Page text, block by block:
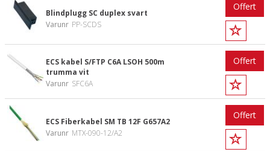
Blindplugg SC duplex svart
Varunr PP-SCDS
Offert
ECS kabel S/FTP C6A LSOH 500m
trumma vit
Varunr SFC6A
Offert
ECS Fiberkabel SM TB 12F G657A2
Varunr MTX-090-12/A2
Offert